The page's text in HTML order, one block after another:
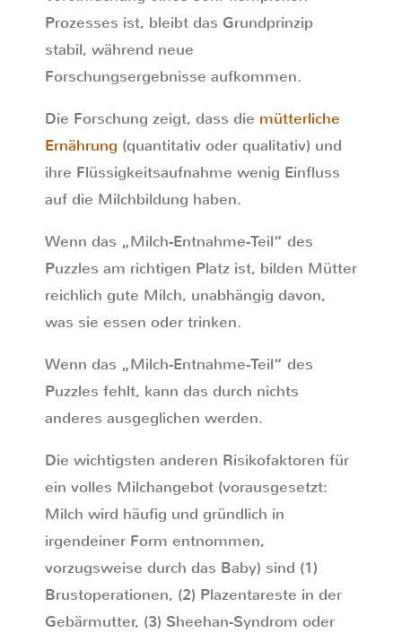
Prozesses ist, bleibt das Grundprinzip
stabil, während neue
Forschungsergebnisse aufkommen.
Die Forschung zeigt, dass die mütterliche
Ernährung (quantitativ oder qualitativ) und
ihre Flüssigkeitsaufnahme wenig Einfluss
auf die Milchbildung haben.
Wenn das „Milch-Entnahme-Teil“ des
Puzzles am richtigen Platz ist, bilden Mütter
reichlich gute Milch, unabhängig davon,
was sie essen oder trinken.
Wenn das „Milch-Entnahme-Teil“ des
Puzzles fehlt, kann das durch nichts
anderes ausgeglichen werden.
Die wichtigsten anderen Risikofaktoren für
ein volles Milchangebot (vorausgesetzt:
Milch wird häufig und gründlich in
irgendeiner Form entnommen,
vorzugsweise durch das Baby) sind (1)
Brustoperationen, (2) Plazentareste in der
Gebärmutter, (3) Sheehan-Syndrom oder